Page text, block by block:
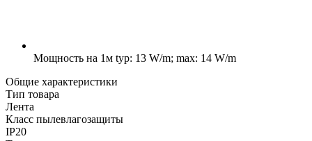
Мощность на 1м typ: 13 W/m; max: 14 W/m
Общие характеристики
Тип товара
Лента
Класс пылевлагозащиты
IP20